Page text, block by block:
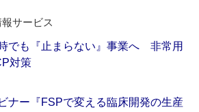
サービス
でも『止まらない』事業へ 非常用
対策
ナー『FSPで変える臨床開発の生産